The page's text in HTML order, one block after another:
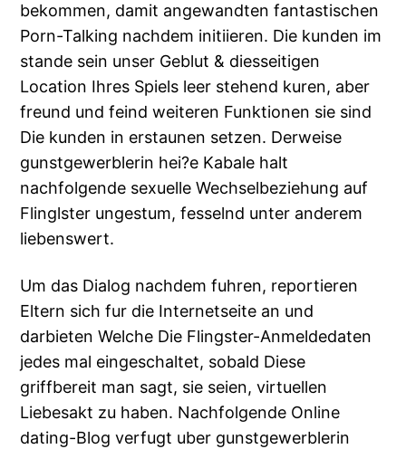
bekommen, damit angewandten fantastischen
Porn-Talking nachdem initiieren. Die kunden im
stande sein unser Geblut & diesseitigen
Location Ihres Spiels leer stehend kuren, aber
freund und feind weiteren Funktionen sie sind
Die kunden in erstaunen setzen. Derweise
gunstgewerblerin hei?e Kabale halt
nachfolgende sexuelle Wechselbeziehung auf
Flinglster ungestum, fesselnd unter anderem
liebenswert.
Um das Dialog nachdem fuhren, reportieren
Eltern sich fur die Internetseite an und
darbieten Welche Die Flingster-Anmeldedaten
jedes mal eingeschaltet, sobald Diese
griffbereit man sagt, sie seien, virtuellen
Liebesakt zu haben. Nachfolgende Online
dating-Blog verfugt uber gunstgewerblerin